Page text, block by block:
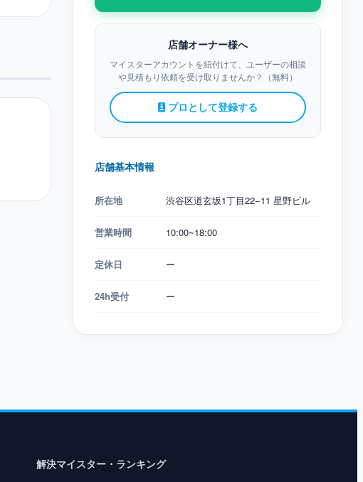
店舗オーナー様へ
マイスターアカウントを紐付けて、ユーザーの相談
や見積もり依頼を受け取りませんか？（無料）
プロとして登録する
店舗基本情報
所在地 渋谷区道玄坂1丁目22−11 星野ビル
営業時間 10:00~18:00
定休日 ー
24h受付 ー
解決マイスター・ランキング